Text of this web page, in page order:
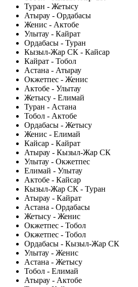
Туран - Жетысу
Атырау - Ордабасы
Женис - Актобе
Улытау - Кайрат
Ордабасы - Туран
Кызыл-Жар СК - Кайсар
Кайрат - Тобол
Астана - Атырау
Окжетпес - Женис
Актобе - Улытау
Жетысу - Елимай
Туран - Астана
Тобол - Актобе
Ордабасы - Жетысу
Женис - Елимай
Кайсар - Кайрат
Атырау - Кызыл-Жар СК
Улытау - Окжетпес
Елимай - Улытау
Актобе - Кайсар
Кызыл-Жар СК - Туран
Атырау - Кайрат
Астана - Ордабасы
Жетысу - Женис
Окжетпес - Тобол
Окжетпес - Тобол
Ордабасы - Кызыл-Жар СК
Улытау - Женис
Астана - Жетысу
Тобол - Елимай
Атырау - Актобе